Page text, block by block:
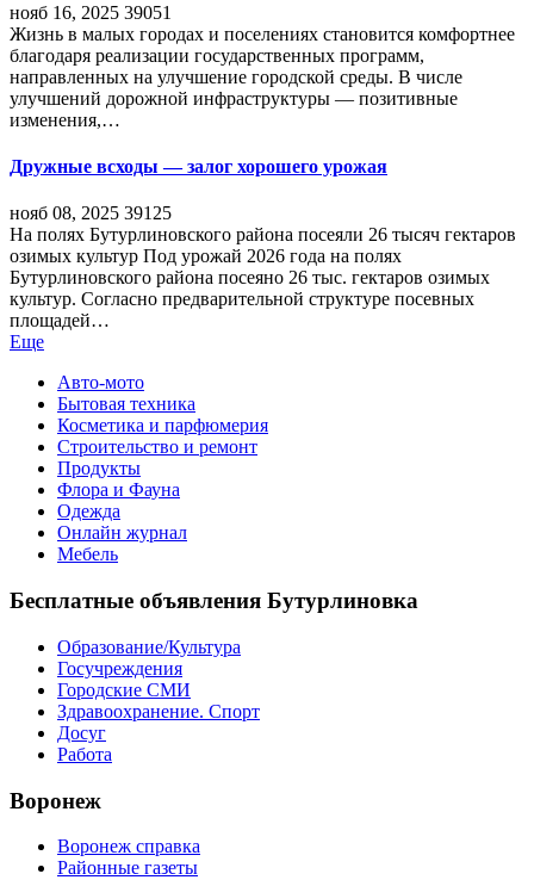
нояб 16, 2025 39051
Жизнь в малых городах и поселениях становится комфортнее
благодаря реализации государственных программ,
направленных на улучшение городской среды. В числе
улучшений дорожной инфраструктуры — позитивные
изменения,…
Дружные всходы — залог хорошего урожая
нояб 08, 2025 39125
На полях Бутурлиновского района посеяли 26 тысяч гектаров
озимых культур Под урожай 2026 года на полях
Бутурлиновского района посеяно 26 тыс. гектаров озимых
культур. Согласно предварительной структуре посевных
площадей…
Еще
Авто-мото
Бытовая техника
Косметика и парфюмерия
Строительство и ремонт
Продукты
Флора и Фауна
Одежда
Онлайн журнал
Мебель
Бесплатные объявления Бутурлиновка
Образование/Культура
Госучреждения
Городские СМИ
Здравоохранение. Спорт
Досуг
Работа
Воронеж
Воронеж справка
Районные газеты